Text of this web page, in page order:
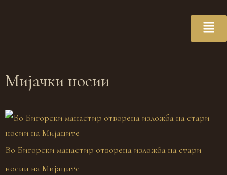
Мијачки носии
Во Бигорски манастир отворена изложба на стари
носии на Мијаците